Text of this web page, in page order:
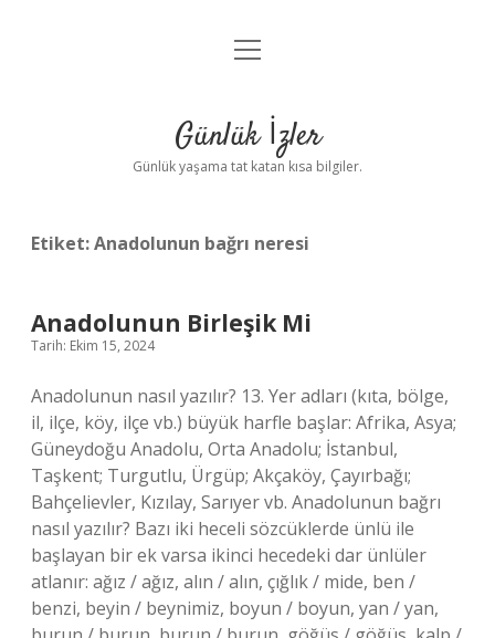
Anasayfa
Yasal Uyarı
menüyü
Günlük İzler
Günlük yaşama tat katan kısa bilgiler.
Etiket:Anadolunun bağrı neresi
Anadolunun Birleşik Mi
Tarih: Ekim 15, 2024
Anadolunun nasıl yazılır? 13. Yer adları (kıta, bölge,
il, ilçe, köy, ilçe vb.) büyük harfle başlar: Afrika, Asya;
Güneydoğu Anadolu, Orta Anadolu; İstanbul,
Taşkent; Turgutlu, Ürgüp; Akçaköy, Çayırbağı;
Bahçelievler, Kızılay, Sarıyer vb. Anadolunun bağrı
nasıl yazılır? Bazı iki heceli sözcüklerde ünlü ile
başlayan bir ek varsa ikinci hecedeki dar ünlüler
atlanır: ağız / ağız, alın / alın, çığlık / mide, ben /
benzi, beyin / beynimiz, boyun / boyun, yan / yan,